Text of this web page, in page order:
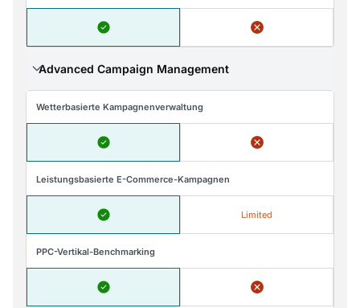
Advanced Campaign Management
Wetterbasierte Kampagnenverwaltung
Leistungsbasierte E-Commerce-Kampagnen
Limited
PPC-Vertikal-Benchmarking